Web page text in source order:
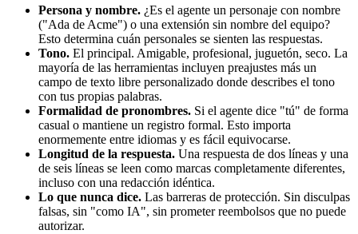
Persona y nombre. ¿Es el agente un personaje con nombre
("Ada de Acme") o una extensión sin nombre del equipo?
Esto determina cuán personales se sienten las respuestas.
Tono. El principal. Amigable, profesional, juguetón, seco. La
mayoría de las herramientas incluyen preajustes más un
campo de texto libre personalizado donde describes el tono
con tus propias palabras.
Formalidad de pronombres. Si el agente dice "tú" de forma
casual o mantiene un registro formal. Esto importa
enormemente entre idiomas y es fácil equivocarse.
Longitud de la respuesta. Una respuesta de dos líneas y una
de seis líneas se leen como marcas completamente diferentes,
incluso con una redacción idéntica.
Lo que nunca dice. Las barreras de protección. Sin disculpas
falsas, sin "como IA", sin prometer reembolsos que no puede
autorizar.